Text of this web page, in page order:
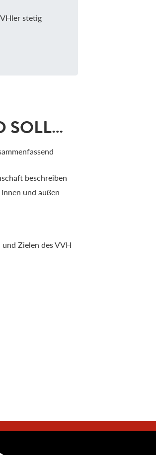
stetig
SOLL…
beschreiben
und außen
Zielen des VVH